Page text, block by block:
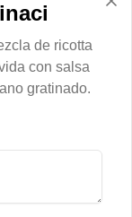
de ricotta
con salsa
gratinado.